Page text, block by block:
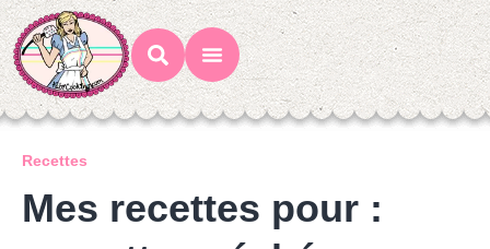
Recettes
Mes recettes pour :